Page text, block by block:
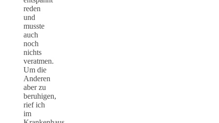
reden
und
musste
auch
noch
nichts
veratmen.
Um die
Anderen
aber zu
beruhigen,
rief ich
im